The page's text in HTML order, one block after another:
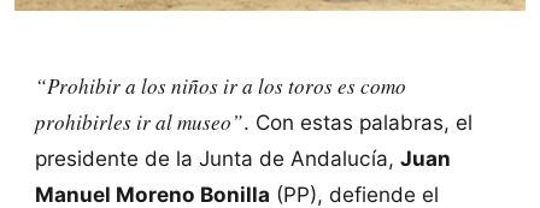
“Prohibir a los niños ir a los toros es como
prohibirles ir al museo”. Con estas palabras, el
presidente de la Junta de Andalucía, Juan
Manuel Moreno Bonilla (PP), defiende el